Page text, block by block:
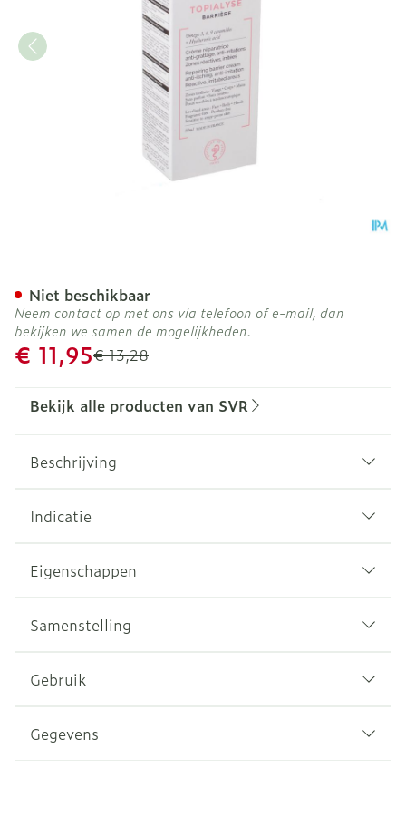
Adviesprijs
€ 13,28
Promotie prijs
€ 11,95
Niet beschikbaar
Neem contact op met ons via telefoon of e-mail, dan
bekijken we samen de mogelijkheden.
Bekijk alle producten van SVR
Beschrijving
Indicatie
Eigenschappen
Samenstelling
Gebruik
Gegevens